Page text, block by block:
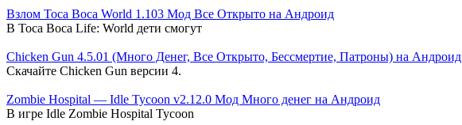
Взлом Toca Boca World 1.103 Мод Все Открыто на Андроид
В Toca Boca Life: World дети смогут
Chicken Gun 4.5.01 (Много Денег, Все Открыто, Бессмертие, Патроны) на Андроид
Скачайте Chicken Gun версии 4.
Zombie Hospital — Idle Tycoon v2.12.0 Мод Много денег на Андроид
В игре Idle Zombie Hospital Tycoon